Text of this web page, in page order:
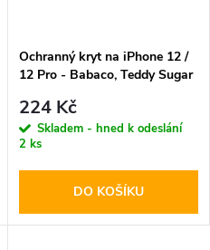
Ochranný kryt na iPhone 12 /
12 Pro - Babaco, Teddy Sugar
224 Kč
Skladem - hned k odeslání
2 ks
DO KOŠÍKU